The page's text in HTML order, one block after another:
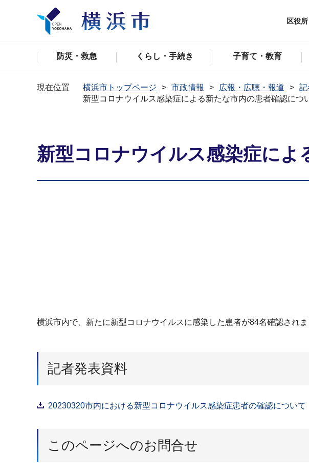
区役所
防災・救急 くらし・手続き 子育て・教育
現在位置 横浜市トップページ 市政情報 広報・広聴・報道 記
新型コロナウイルス感染症による新たな市内の患者確認につ
新型コロナウイルス感染症によ
横浜市内で、新たに新型コロナウイルスに感染した患者が84名確認され
記者発表資料
20230320市内における新型コロナウイルス感染症患者の確認について
このページへのお問合せ